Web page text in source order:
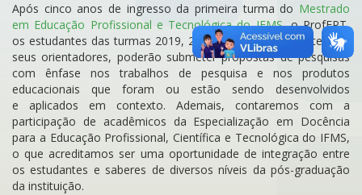
Após cinco anos de ingresso da primeira turma do Mestrado
em Educação Profissional e Tecnológica do IFMS, o ProfEPT,
os estudantes das turmas 2019, 2021 e 2022, juntamente com
seus orientadores, poderão submeter propostas de pesquisas
com ênfase nos trabalhos de pesquisa e nos produtos
educacionais que foram ou estão sendo desenvolvidos
e aplicados em contexto. Ademais, contaremos com a
participação de acadêmicos da Especialização em Docência
para a Educação Profissional, Científica e Tecnológica do IFMS,
o que acreditamos ser uma oportunidade de integração entre
os estudantes e saberes de diversos níveis da pós-graduação
da instituição.